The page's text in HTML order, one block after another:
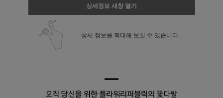
상세정보 새창 열기
상세 정보를 확대해 보실 수 있습니다.